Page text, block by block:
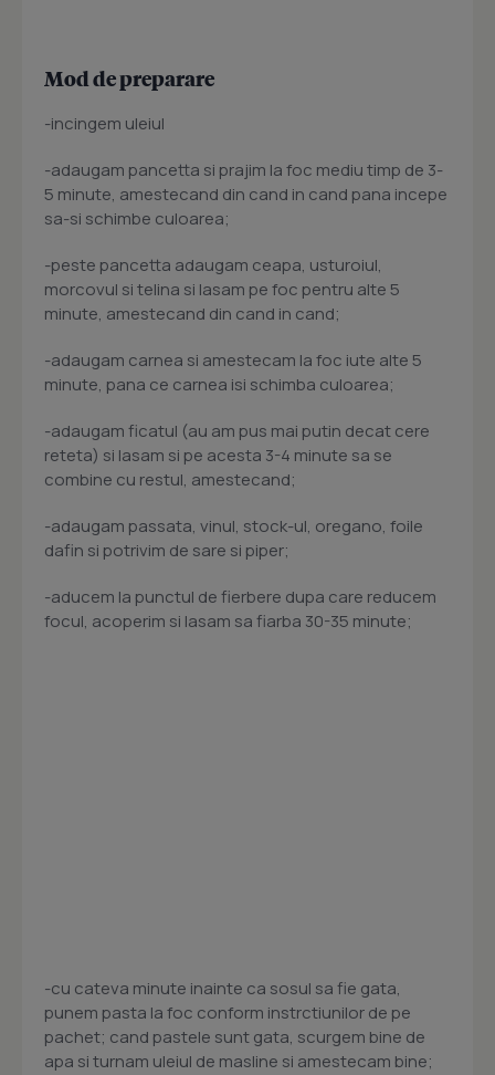
Mod de preparare
-incingem uleiul
-adaugam pancetta si prajim la foc mediu timp de 3-
5 minute, amestecand din cand in cand pana incepe
sa-si schimbe culoarea;
-peste pancetta adaugam ceapa, usturoiul,
morcovul si telina si lasam pe foc pentru alte 5
minute, amestecand din cand in cand;
-adaugam carnea si amestecam la foc iute alte 5
minute, pana ce carnea isi schimba culoarea;
-adaugam ficatul (au am pus mai putin decat cere
reteta) si lasam si pe acesta 3-4 minute sa se
combine cu restul, amestecand;
-adaugam passata, vinul, stock-ul, oregano, foile
dafin si potrivim de sare si piper;
-aducem la punctul de fierbere dupa care reducem
focul, acoperim si lasam sa fiarba 30-35 minute;
-cu cateva minute inainte ca sosul sa fie gata,
punem pasta la foc conform instrctiunilor de pe
pachet; cand pastele sunt gata, scurgem bine de
apa si turnam uleiul de masline si amestecam bine;